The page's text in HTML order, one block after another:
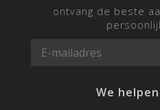
ontvang de beste
We